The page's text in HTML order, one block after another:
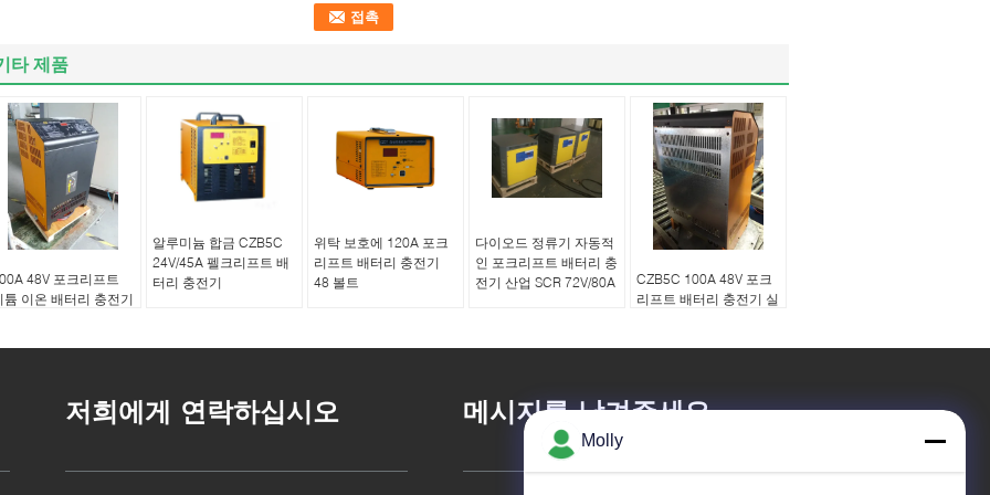
타 제품
48V 포크리프트
튬 이온 배터리 충전기
알루미늄 합금 CZB5C
24V/45A 펠크리프트 배
터리 충전기
위탁 보호에 120A 포크
리프트 배터리 충전기
48 볼트
다이오드 정류기 자동적
인 포크리프트 배터리 충
전기 산업 SCR 72V/80A
CZB5C 100A 48V 포크
리프트 배터리 충전기 실
저희에게 연락하십시오 메시지를 남겨주세요
Molly